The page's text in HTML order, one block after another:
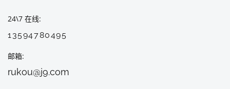
24\7 在线
13594780495
邮箱
rukou@j9.com